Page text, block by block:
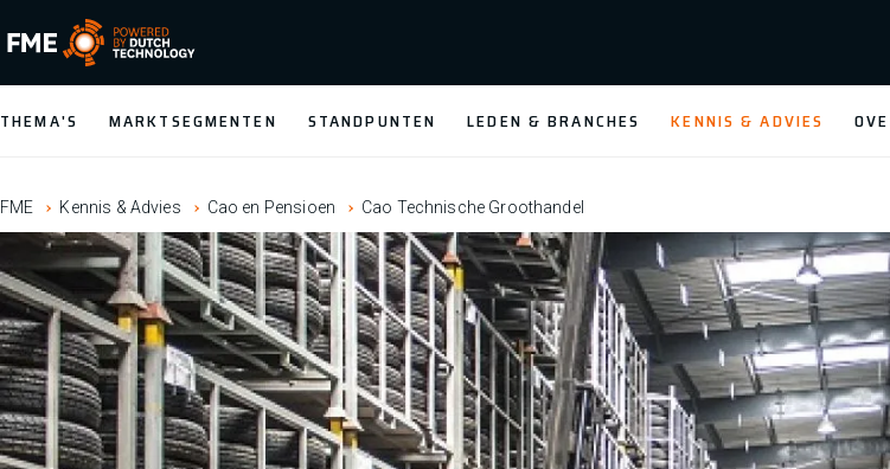
FME Logo, to the homepage
THEMA'S MARKTSEGMENTEN STANDPUNTEN LEDEN & BRANCHES KENNIS & ADVIES
FME Kennis & Advies Cao en Pensioen Cao Technische Groothandel